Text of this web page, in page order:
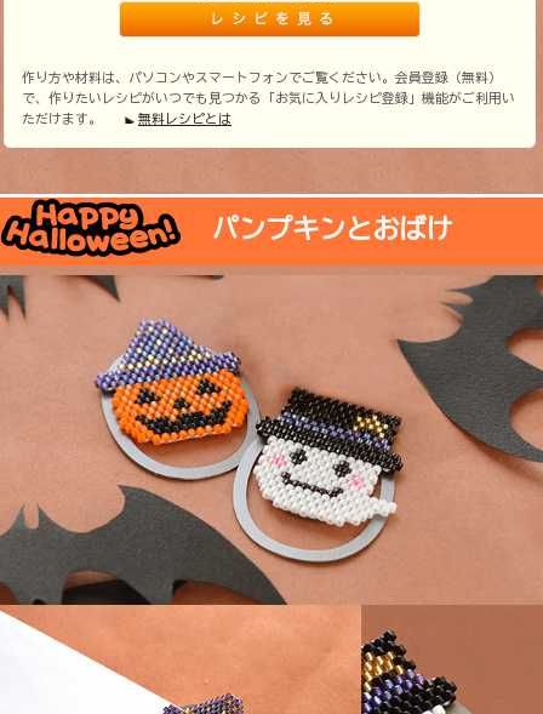
作り方や材料は、パソコンやスマートフォンでご覧ください。会員登録（無料）
で、作りたいレシピがいつでも見つかる「お気に入りレシピ登録」機能がご利用い
ただけます。
無料レシピとは
パンプキンとおばけ